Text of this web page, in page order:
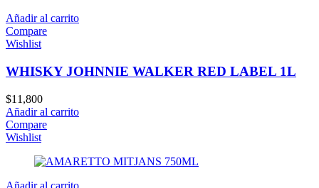
Añadir al carrito
Compare
Wishlist
WHISKY JOHNNIE WALKER RED LABEL 1L
$11,800
Añadir al carrito
Compare
Wishlist
Añadir al carrito